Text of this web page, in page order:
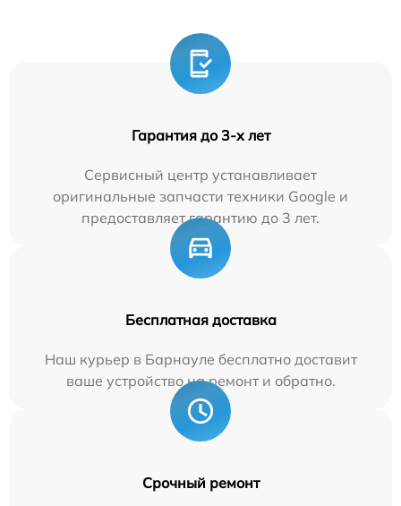
Гарантия до 3-х лет
Сервисный центр устанавливает
оригинальные запчасти техники Google и
предоставляет гарантию до 3 лет.
Бесплатная доставка
Наш курьер в Барнауле бесплатно доставит
ваше устройство на ремонт и обратно.
Срочный ремонт